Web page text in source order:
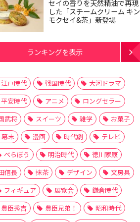
セイの香りを天然精油で再現
した「スチームクリーム キン
モクセイ&茶」新登場
ランキングを表示
江戸時代 戦国時代
大河ドラマ
平安時代
アニメ
ロングセラー
武将
スイーツ 雑学
お菓子
幕末
漫画 時代劇
テレビ
べらぼう
明治時代
徳川家康
信長
抹茶 デザイン
文房具
フィギュア
展覧会
鎌倉時代
豊臣秀吉
豊臣兄弟！
昭和時代